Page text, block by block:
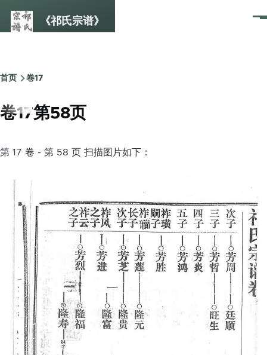
《祁氏宗谱》
菜
面
包
屑
首页 卷17
卷17第58页
第 17 卷 - 第 58 页 扫描图片如下：